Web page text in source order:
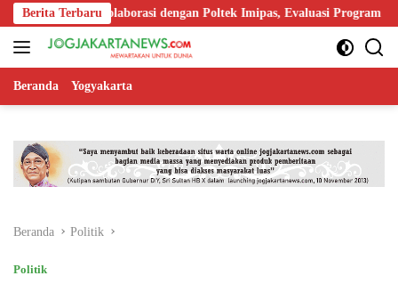
Langsung
ke
konten
Berita Terbaru
Kolaborasi dengan Poltek Imipas, Evaluasi Program Magang
Beranda Yogyakarta
Beranda Politik
Politik